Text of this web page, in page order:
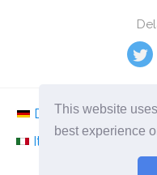
This website
best experience
Deutsch
Italiano